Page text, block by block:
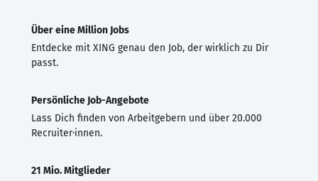
Über eine Million Jobs
Entdecke mit XING genau den Job, der wirklich zu Dir
passt.
Persönliche Job-Angebote
Lass Dich finden von Arbeitgebern und über 20.000
Recruiter·innen.
21 Mio. Mitglieder